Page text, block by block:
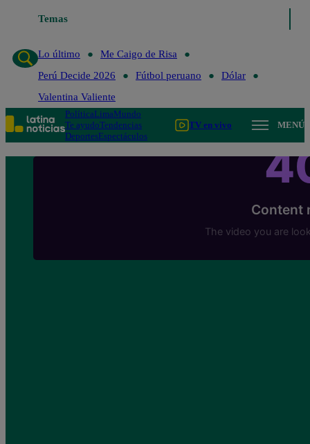
Temas
Lo último
Me Caigo de Risa
Perú Decide 2026
Fútbol peruano
Dólar
Valentina Valiente
PolíticaLimaMundo
Te ayudoTendencias
DeportesEspectáculos
TV en vivo MENÚ